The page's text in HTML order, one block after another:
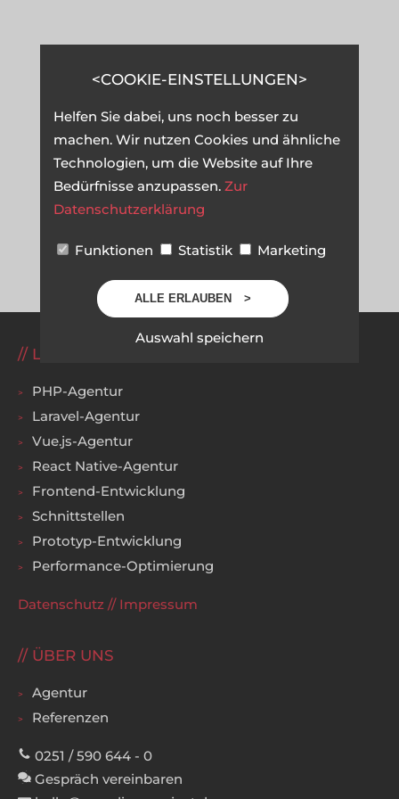
LEISTUNGEN
PHP-Agentur
Laravel-Agentur
Vue.js-Agentur
React Native-Agentur
Frontend-Entwicklung
Schnittstellen
Prototyp-Entwicklung
Performance-Optimierung
Datenschutz // Impressum
ÜBER UNS
Agentur
Referenzen
0251 / 590 644 - 0
Gespräch vereinbaren
COOKIE-EINSTELLUNGEN
Helfen Sie dabei, uns noch besser zu
machen. Wir nutzen Cookies und ähnliche
Technologien, um die Website auf Ihre
Bedürfnisse anzupassen. Zur
Datenschutzerklärung
Funktionen Statistik Marketing
ALLE ERLAUBEN
Auswahl speichern